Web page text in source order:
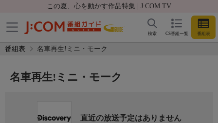
この夏、心を動かす作品特集 | J:COM TV
CS番組一覧 番組表
検索
番組表 名車再生!ミニ・モーク
名車再生!ミニ・モーク
直近の放送予定はありません